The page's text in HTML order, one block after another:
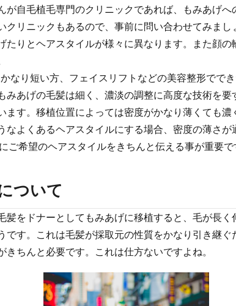
が自毛植毛専門のクリニックであれば、もみあげへ
クリニックもあるので、事前に問い合わせてみまし
たりとヘアスタイルが様々に異なります。また顔の
なり短い方、フェイスリフトなどの美容整形でで
みあげの毛髪は細く、濃淡の調整に高度な技術を
ます。移植位置によっては密度がかなり薄くても濃
なよくあるヘアスタイルにする場合、密度の薄さが
ご希望のヘアスタイルをきちんと伝える事が重要で
ついて
髪をドナーとしてもみあげに移植すると、毛が長く
です。これは毛髪が採取元の性質をかなり引き継ぐ
きちんと必要です。これは仕方ないですよね。